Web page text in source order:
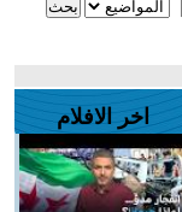
اخر الافلام